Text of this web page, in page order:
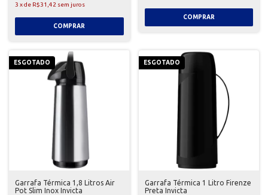
3 xde R$31,42 sem juros
ESGOTADO
Garrafa Térmica 1,8 Litros Air
Pot Slim Inox Invicta
ESGOTADO
Garrafa Térmica 1 Litro Firenze
Preta Invicta